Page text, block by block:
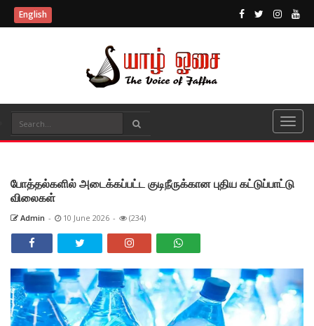
English
போத்தல்களில் அடைக்கப்பட்ட குடிநீருக்கான புதிய கட்டுப்பாட்டு
விலைகள்
Admin - 10 June 2026 - (234)